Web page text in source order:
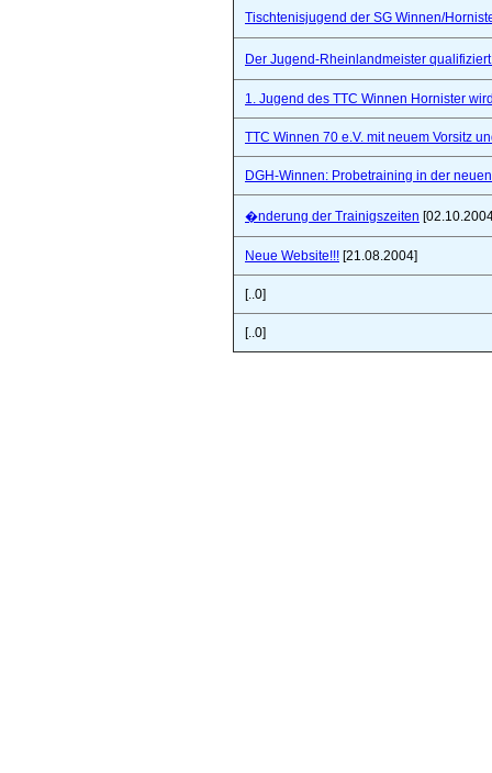
Tischtenisjugend der SG Winnen/
Der Jugend-Rheinlandmeister
1. Jugend des TTC Winnen Hornister
TTC Winnen 70 e.V. mit neuem Vorsitz
DGH-Winnen: Probetraining in der
�nderung der Trainigszeiten
Neue Website!!! [21.08.2004]
[..0]
[..0]